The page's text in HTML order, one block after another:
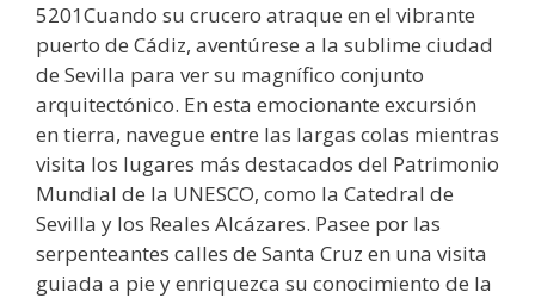
5201Cuando su crucero atraque en el vibrante
puerto de Cádiz, aventúrese a la sublime ciudad
de Sevilla para ver su magnífico conjunto
arquitectónico. En esta emocionante excursión
en tierra, navegue entre las largas colas mientras
visita los lugares más destacados del Patrimonio
Mundial de la UNESCO, como la Catedral de
Sevilla y los Reales Alcázares. Pasee por las
serpenteantes calles de Santa Cruz en una visita
guiada a pie y enriquezca su conocimiento de la